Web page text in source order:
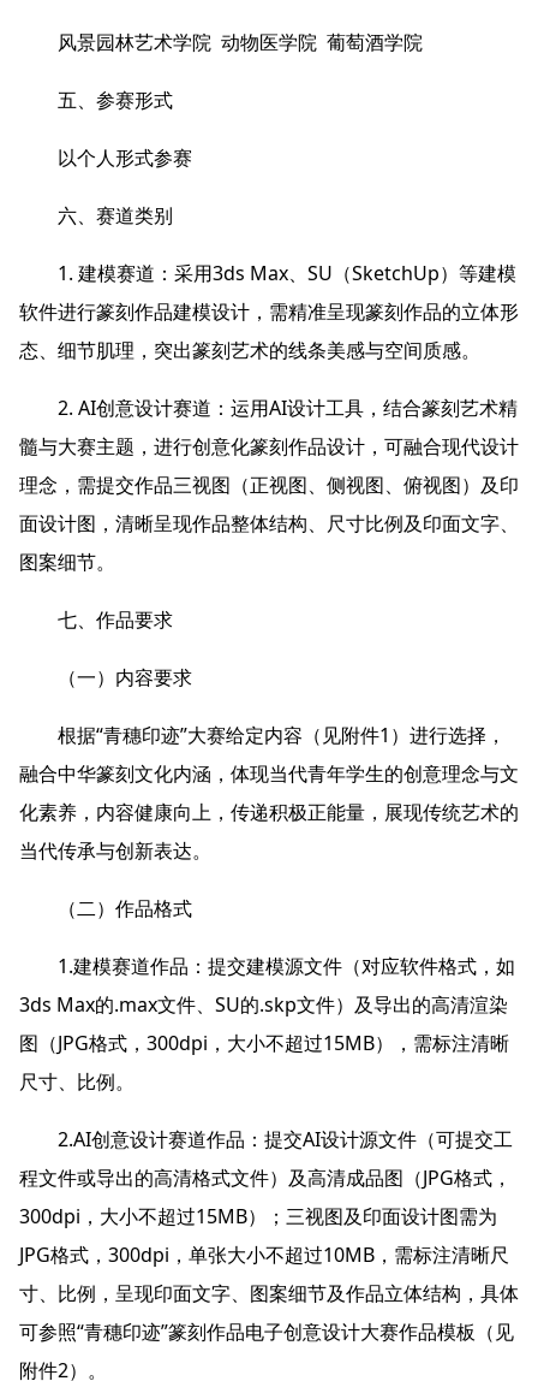
风景园林艺术学院 动物医学院 葡萄酒学院
五、参赛形式
以个人形式参赛
六、赛道类别
1. 建模赛道：采用3ds Max、SU（SketchUp）等建模
软件进行篆刻作品建模设计，需精准呈现篆刻作品的立体形
态、细节肌理，突出篆刻艺术的线条美感与空间质感。
2. AI创意设计赛道：运用AI设计工具，结合篆刻艺术精
髓与大赛主题，进行创意化篆刻作品设计，可融合现代设计
理念，需提交作品三视图（正视图、侧视图、俯视图）及印
面设计图，清晰呈现作品整体结构、尺寸比例及印面文字、
图案细节。
七、作品要求
（一）内容要求
根据“青穗印迹”大赛给定内容（见附件1）进行选择，
融合中华篆刻文化内涵，体现当代青年学生的创意理念与文
化素养，内容健康向上，传递积极正能量，展现传统艺术的
当代传承与创新表达。
（二）作品格式
1.建模赛道作品：提交建模源文件（对应软件格式，如
3ds Max的.max文件、SU的.skp文件）及导出的高清渲染
图（JPG格式，300dpi，大小不超过15MB），需标注清晰
尺寸、比例。
2.AI创意设计赛道作品：提交AI设计源文件（可提交工
程文件或导出的高清格式文件）及高清成品图（JPG格式，
300dpi，大小不超过15MB）；三视图及印面设计图需为
JPG格式，300dpi，单张大小不超过10MB，需标注清晰尺
寸、比例，呈现印面文字、图案细节及作品立体结构，具体
可参照“青穗印迹”篆刻作品电子创意设计大赛作品模板（见
附件2）。